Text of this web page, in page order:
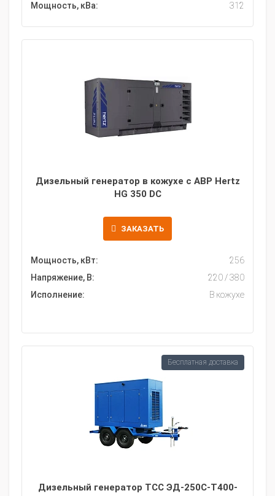
Мощность, кВа:
312
Дизельный генератор в кожухе с АВР Hertz
HG 350 DC
ЗАКАЗАТЬ
Мощность, кВт:
256
Напряжение, В:
220 / 380
Исполнение:
В кожухе
Дизельный генератор ТСС ЭД-250С-Т400-
Бесплатная доставка